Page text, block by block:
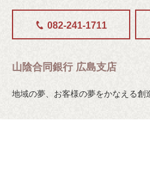
082-241-1711
山陰合同銀行 広島支店
地域の夢、お客様の夢をかなえる創